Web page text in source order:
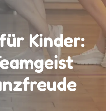
Kinder: